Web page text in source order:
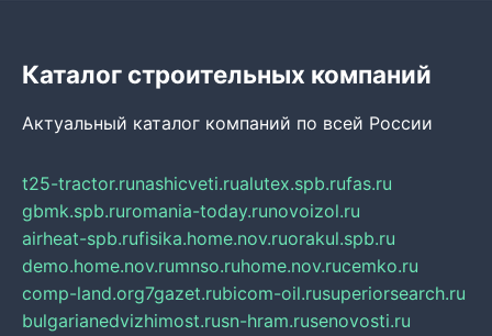
Каталог строительных компаний
Актуальный каталог компаний по всей России
t25-tractor.runashicveti.rualutex.spb.rufas.ru
gbmk.spb.ruromania-today.runovoizol.ru
airheat-spb.rufisika.home.nov.ruorakul.spb.ru
demo.home.nov.rumnso.ruhome.nov.rucemko.ru
comp-land.org7gazet.rubicom-oil.rusuperiorsearch.ru
bulgarianedvizhimost.rusn-hram.rusenovosti.ru